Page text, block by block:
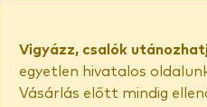
Vigyázz, csalók
egyetlen hivatalos
Vásárlás előtt mindig